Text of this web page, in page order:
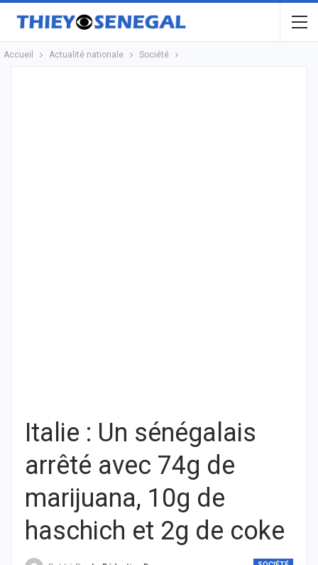
Accueil Actualité nationale Société
Italie : Un sénégalais
arrêté avec 74g de
marijuana, 10g de
haschich et 2g de coke